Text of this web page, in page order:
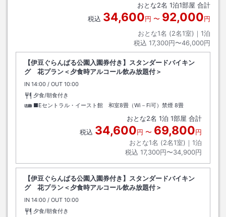
おとな2名 1泊1部屋 合計
税込 34,600円 〜 92,000円
おとな1名 (2名1室)｜ 1泊
税込 17,300円〜46,000円
【伊豆ぐらんぱる公園入園券付き】スタンダードバイキン
グ 花プラン＜夕食時アルコール飲み放題付＞
IN チェックイン
14:00 / OUT チェックアウト
10:00
夕食/朝食付き
■Eセントラル・イースト館 和室8畳（Wi－Fi可）禁煙 8畳
おとな2名 1泊 1部屋 合計
税込 34,600円 〜 69,800円
おとな1名 (2名1室)｜ 1泊
税込 17,300円〜34,900円
【伊豆ぐらんぱる公園入園券付き】スタンダードバイキン
グ 花プラン＜夕食時アルコール飲み放題付＞
IN チェックイン
14:00 / OUT チェックアウト
10:00
夕食/朝食付き